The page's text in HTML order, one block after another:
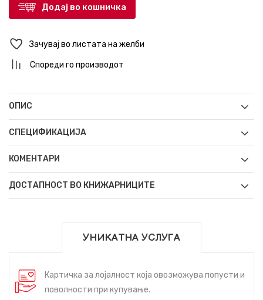
Додај во кошничка
Зачувај во листата на желби
Спореди го производот
ОПИС
СПЕЦИФИКАЦИЈА
КОМЕНТАРИ
ДОСТАПНОСТ ВО КНИЖАРНИЦИТЕ
УНИКАТНА УСЛУГА
Картичка за лојалност која овозможува попусти и
поволности при купување.